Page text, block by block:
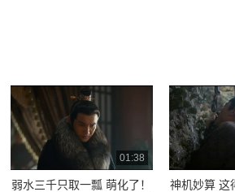
01:38
弱水三千只取一瓢 萌化了！ 神机妙算 这